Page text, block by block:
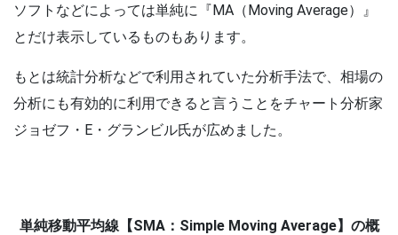
ソフトなどによっては単純に『MA（Moving Average）』
とだけ表示しているものもあります。
もとは統計分析などで利用されていた分析手法で、相場の
分析にも有効的に利用できると言うことをチャート分析家
ジョゼフ・E・グランビル氏が広めました。
単純移動平均線【SMA：Simple Moving Average】の概